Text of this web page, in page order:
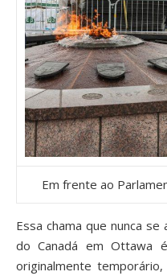
Em frente ao
Essa chama que nunca
do Canadá em Ottawa
originalmente